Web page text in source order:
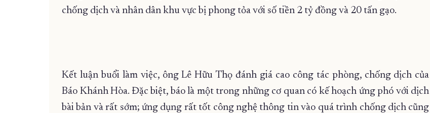
chống dịch và nhân dân khu vực bị phong tỏa với số tiền 2 tỷ đồng và 20 tấn gạo.
Kết luận buổi làm việc, ông Lê Hữu Thọ đánh giá cao công tác phòng, chống dịch của
Báo Khánh Hòa. Đặc biệt, báo là một trong những cơ quan có kế hoạch ứng phó với dịch
bài bản và rất sớm; ứng dụng rất tốt công nghệ thông tin vào quá trình chống dịch cũng